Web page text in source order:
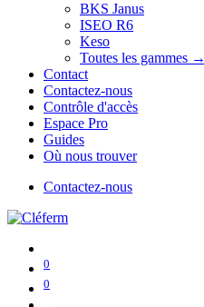
BKS Janus
ISEO R6
Keso
Toutes les gammes →
Contact
Contactez-nous
Contrôle d'accès
Espace Pro
Guides
Où nous trouver
Contactez-nous
0
0